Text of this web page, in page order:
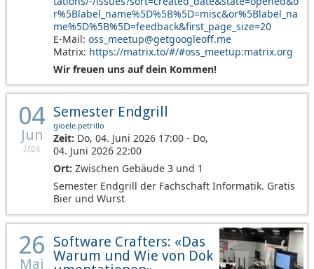
r%5Blabel_name%5D%5B%5D=misc&or%5Blabel_na
me%5D%5B%5D=feedback&first_page_size=20
E-Mail: oss_meetup@getgoogleoff.me
Matrix: https://matrix.to/#/#oss_meetup:matrix.org
Wir freuen uns auf dein Kommen!
04
Jun
2026
Semester Endgrill
gioele.petrillo
Zeit: Do, 04. Juni 2026 17:00 - Do,
04. Juni 2026 22:00
Ort: Zwischen Gebäude 3 und 1
Semester Endgrill der Fachschaft Informatik. Gratis
Bier und Wurst
26
Mai
Software Crafters: «Das
Warum und Wie von Dok